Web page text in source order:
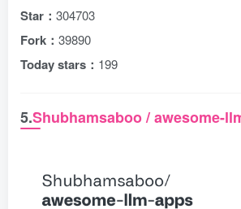
Star： 304703
Fork： 39890
Today stars： 199
5.Shubhamsaboo / awesome-